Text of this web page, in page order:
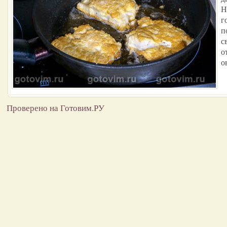
Проверено на Готовим.РУ